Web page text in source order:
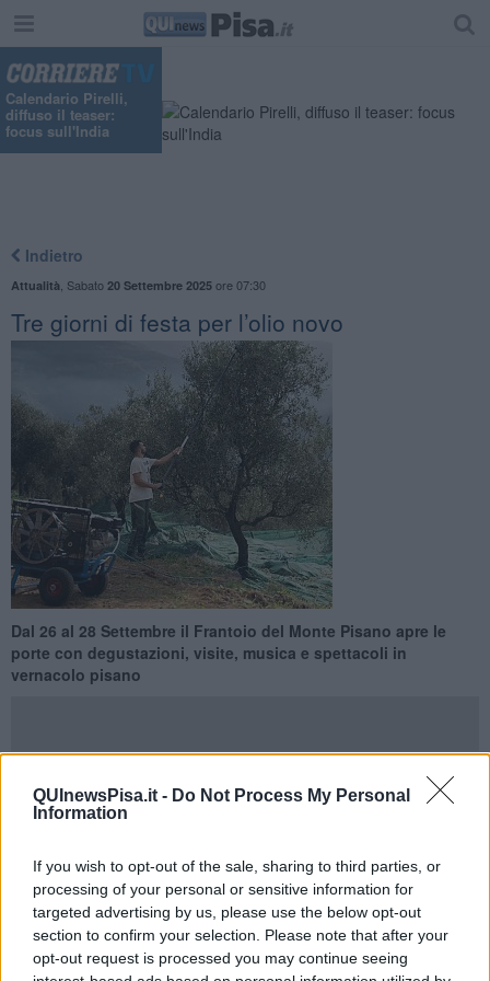
QUInewsPisa.it - Do Not Process My Personal
Information
If you wish to opt-out of the sale, sharing to third parties, or
processing of your personal or sensitive information for
targeted advertising by us, please use the below opt-out
section to confirm your selection. Please note that after your
opt-out request is processed you may continue seeing
Calendario Pirelli,
diffuso il teaser:
focus sull'India
Indietro
Attualità Sabato 20 Settembre 2025ore 07:30
Tre giorni di festa per l’olio novo
Dal 26 al 28 Settembre il Frantoio del Monte Pisano apre le
porte con degustazioni, visite, musica e spettacoli in
vernacolo pisano
PISA —A Caprona torna la Festa dell’Olio Nov
del Monte Pisano, in via Provinciale Vicarese 28. Tre giorni di
iniziative per celebrare il frutto più prezioso del Monte Pisano, in
collaborazione con la Pro Loco di Agnano e la Pro Loco di Uliveto
Terme.
Venerdì mattina spazio ai più piccoli con il percorso didattico